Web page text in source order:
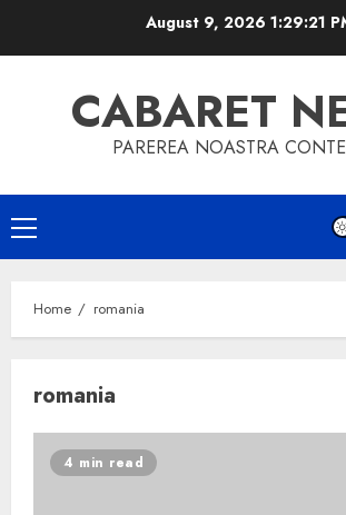
August 9, 2026 1:29:22
CABARET
PAREREA NOASTRA
Primary
Menu
Home romania
romania
4 min read